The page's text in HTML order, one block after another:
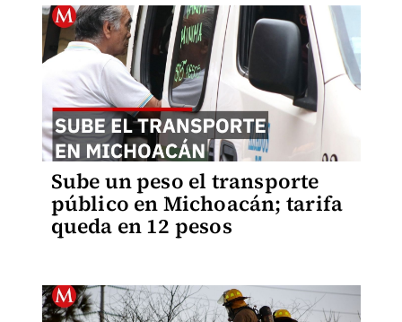
Sube un peso el transporte
público en Michoacán; tarifa
queda en 12 pesos